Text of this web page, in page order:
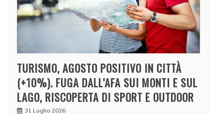
TURISMO, AGOSTO POSITIVO IN CITTÀ
(+10%). FUGA DALL’AFA SUI MONTI E SUL
LAGO, RISCOPERTA DI SPORT E OUTDOOR
31 Luglio 2026